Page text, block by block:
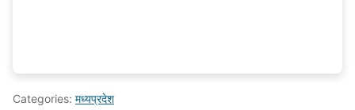
Categories: मध्यप्रदेश